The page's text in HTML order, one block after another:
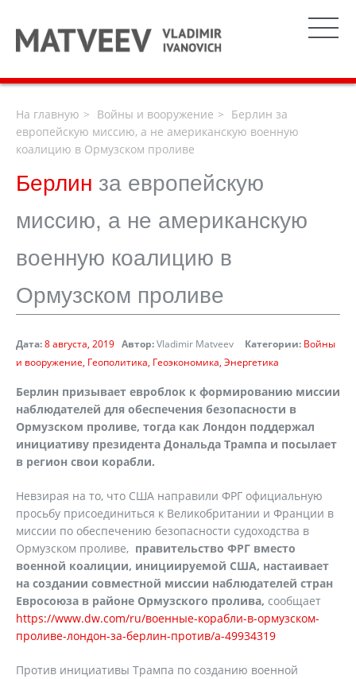
На главную Войны и вооружение
Берлин за
европейскую миссию, а не американскую военную
коалицию в Ормузском проливе
Берлин за европейскую
миссию, а не американскую
военную коалицию в
Ормузском проливе
Дата:8 августа, 2019 Автор:Vladimir Matveev Категории: Войны
и вооружение Геополитика Геоэкономика Энергетика
Берлин призывает евроблок к формированию миссии
наблюдателей для обеспечения безопасности в
Ормузском проливе, тогда как Лондон поддержал
инициативу президента Дональда Трампа и посылает
в регион свои корабли.
Невзирая на то, что США направили ФРГ официальную
просьбу присоединиться к Великобритании и Франции в
миссии по обеспечению безопасности судоходства в
Ормузском проливе, правительство ФРГ вместо
военной коалиции, инициируемой США, настаивает
на создании совместной миссии наблюдателей стран
Евросоюза в районе Ормузского пролива, сообщает
https://www.dw.com/ru/военные-корабли-в-ормузском-
проливе-лондон-за-берлин-против/a-49934319
Против инициативы Трампа по созданию военной